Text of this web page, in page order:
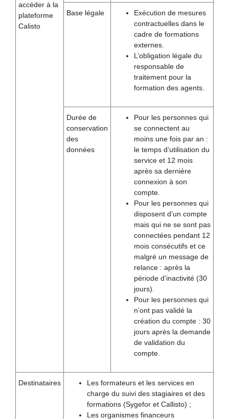
accéder à la
plateforme
Calisto
Base légale
Exécution de mesures
contractuelles dans le
cadre de formations
externes.
L’obligation légale du
responsable de
traitement pour la
formation des agents.
Durée de
conservation
des
données
Pour les personnes qui
se connectent au
moins une fois par an :
le temps d’utilisation du
service et 12 mois
après sa dernière
connexion à son
compte.
Pour les personnes qui
disposent d’un compte
mais qui ne se sont pas
connectées pendant 12
mois consécutifs et ce
malgré un message de
relance : après la
période d’inactivité (30
jours).
Pour les personnes qui
n’ont pas validé la
création du compte : 30
jours après la demande
de validation du
compte.
Destinataires
Les formateurs et les services en
charge du suivi des stagiaires et des
formations (Sygefor et Callisto) ;
Les organismes financeurs